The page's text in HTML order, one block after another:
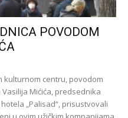
POVODOM
kulturnom centru, povodom
Mićića, predsednika
„Palisad“, prisustvovali